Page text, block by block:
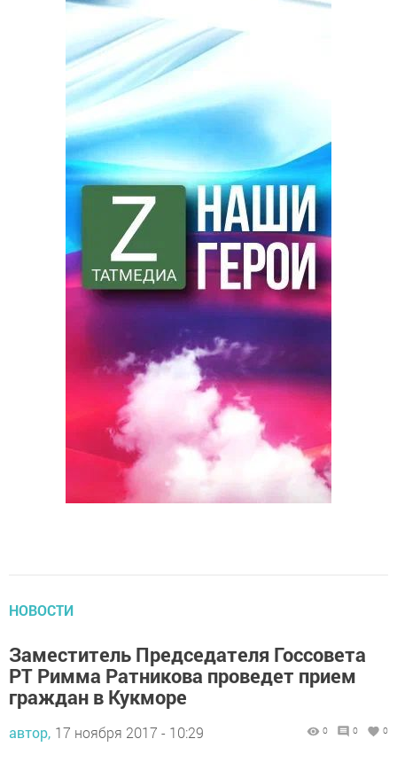
НОВОСТИ
Заместитель Председателя Госсовета
РТ Римма Ратникова проведет прием
граждан в Кукморе
автор, 17 ноября 2017 - 10:29 0 0 0